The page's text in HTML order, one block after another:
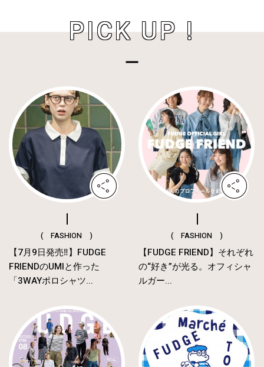
PICK UP !
( FASHION )
【7月9日発売‼︎】FUDGE
FRIENDのUMIと作った
「3WAYポロシャツ...
( FASHION )
【FUDGE FRIEND】それぞれ
の“好き”が光る。オフィシャ
ルガー...